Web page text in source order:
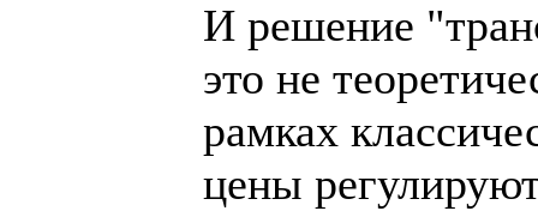
И решение
это не
рамках
цены